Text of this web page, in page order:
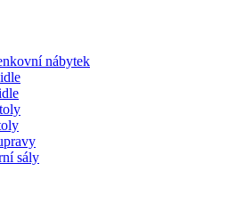
nábytek
sály